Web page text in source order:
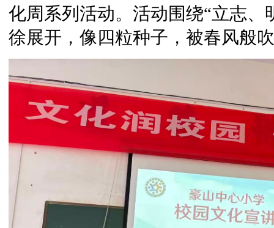
化周系列活动。活动围绕“立志
徐展开，像四粒种子，被春风般